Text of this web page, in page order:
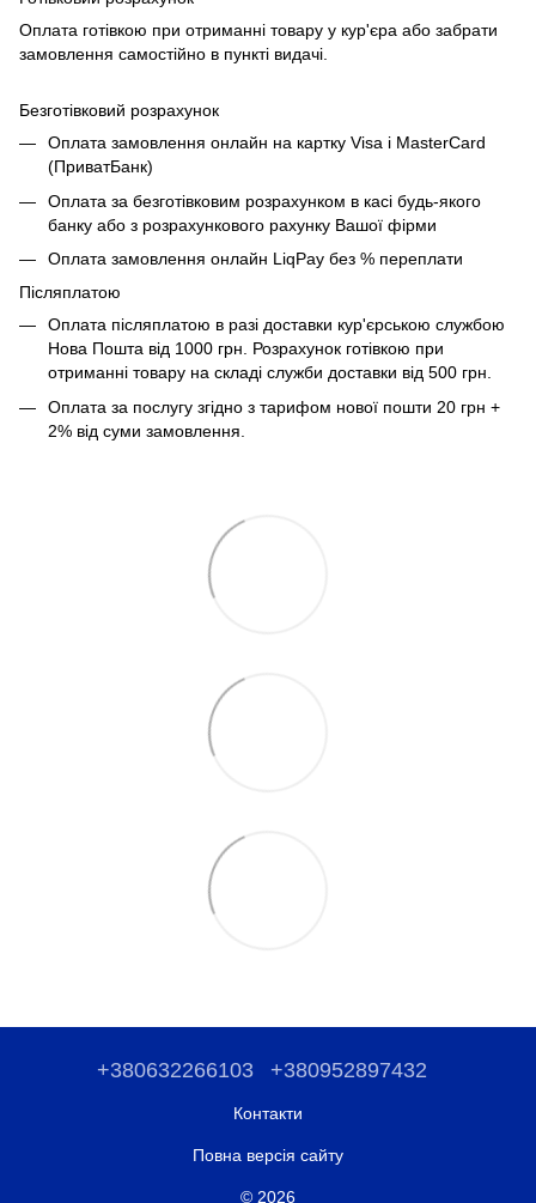
Оплата готівкою при отриманні товару у кур'єра або забрати
замовлення самостійно в пункті видачі.
Безготівковий розрахунок
Оплата замовлення онлайн на картку Visa і MasterCard
(ПриватБанк)
Оплата за безготівковим розрахунком в касі будь-якого
банку або з розрахункового рахунку Вашої фірми
Оплата замовлення онлайн LiqPay без % переплати
Післяплатою
Оплата післяплатою в разі доставки кур'єрською службою
Нова Пошта від 1000 грн. Розрахунок готівкою при
отриманні товару на складі служби доставки від 500 грн.
Оплата за послугу згідно з тарифом нової пошти 20 грн +
2% від суми замовлення.
+380632266103 +380952897432
Контакти
Повна версія сайту
© 2026